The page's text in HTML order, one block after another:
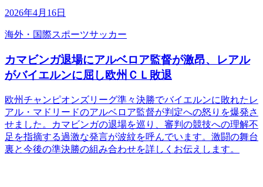
2026年4月16日
海外・国際スポーツサッカー
カマビンガ退場にアルベロア監督が激昂、レアル
がバイエルンに屈し欧州ＣＬ敗退
欧州チャンピオンズリーグ準々決勝でバイエルンに敗れたレ
アル・マドリードのアルベロア監督が判定への怒りを爆発さ
せました。カマビンガの退場を巡り、審判の競技への理解不
足を指摘する過激な発言が波紋を呼んでいます。激闘の舞台
裏と今後の準決勝の組み合わせを詳しくお伝えします。